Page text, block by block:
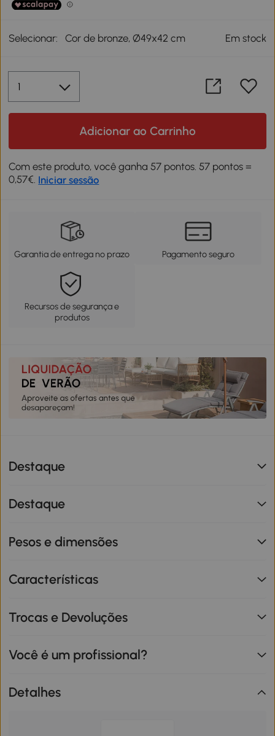
Selecionar: Cor de bronze, Ø49x42 cm Em stock
Adicionar ao Carrinho
Com este produto, você ganha 57 pontos. 57 pontos =
0,57€. Iniciar sessão
Garantia de entrega no prazo Pagamento seguro
Recursos de segurança e
produtos
Destaque
Destaque
Pesos e dimensões
Características
Trocas e Devoluções
Você é um profissional?
Detalhes